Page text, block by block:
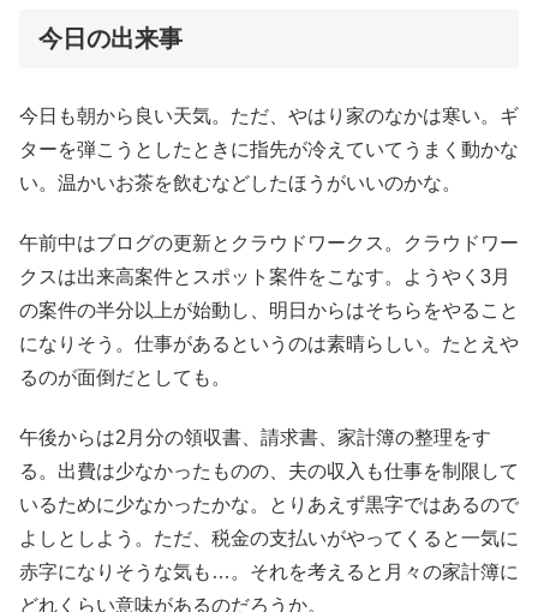
今日の出来事
今日も朝から良い天気。ただ、やはり家のなかは寒い。ギ
ターを弾こうとしたときに指先が冷えていてうまく動かな
い。温かいお茶を飲むなどしたほうがいいのかな。
午前中はブログの更新とクラウドワークス。クラウドワー
クスは出来高案件とスポット案件をこなす。ようやく3月
の案件の半分以上が始動し、明日からはそちらをやること
になりそう。仕事があるというのは素晴らしい。たとえや
るのが面倒だとしても。
午後からは2月分の領収書、請求書、家計簿の整理をす
る。出費は少なかったものの、夫の収入も仕事を制限して
いるために少なかったかな。とりあえず黒字ではあるので
よしとしよう。ただ、税金の支払いがやってくると一気に
赤字になりそうな気も…。それを考えると月々の家計簿に
どれくらい意味があるのだろうか。